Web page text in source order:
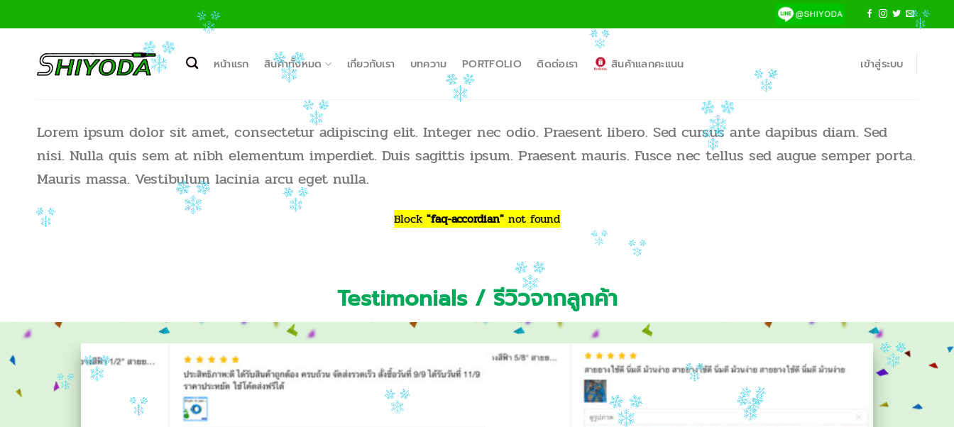
ไป
หน้าแรก สินค้าทั้งหมด เกี่ยวกับเรา บทความ PORTFOLIO ติดต่อเรา สินค้าแลกคะแนน เข้าสู่ระบบ
Lorem ipsum dolor sit amet, consectetur adipiscing elit. Integer nec odio. Praesent libero. Sed cursus ante dapibus diam. Sed
nisi. Nulla quis sem at nibh elementum imperdiet. Duis sagittis ipsum. Praesent mauris. Fusce nec tellus sed augue semper porta.
Mauris massa. Vestibulum lacinia arcu eget nulla.
Block "faq-accordian" not found
Testimonials / รีวิวจากลูกค้า